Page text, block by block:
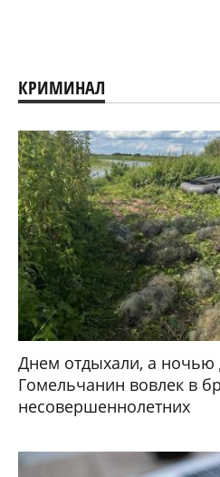
КРИМИНАЛ
Днем отдыхали, а ночью
Гомельчанин вовлек в
несовершеннолетних